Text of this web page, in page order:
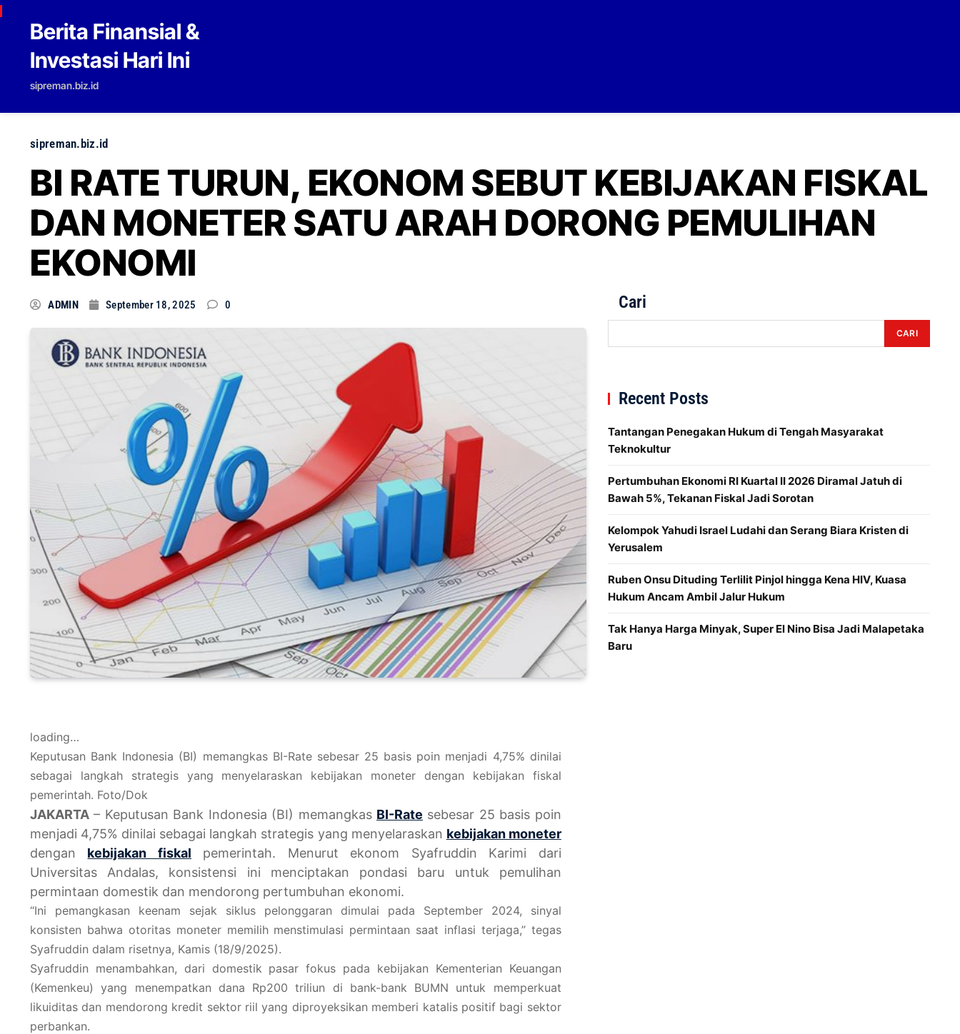
Skip to content
Berita Finansial &
Investasi Hari Ini
sipreman.biz.id
sipreman.biz.id
BI RATE TURUN, EKONOM SEBUT KEBIJAKAN FISKAL
DAN MONETER SATU ARAH DORONG PEMULIHAN
EKONOMI
ADMIN September 18, 2025 0
loading…
Keputusan Bank Indonesia (BI) memangkas BI-Rate sebesar 25 basis poin menjadi 4,75% dinilai
sebagai langkah strategis yang menyelaraskan kebijakan moneter dengan kebijakan fiskal
pemerintah. Foto/Dok
JAKARTA – Keputusan Bank Indonesia (BI) memangkas BI-Rate sebesar 25 basis poin
menjadi 4,75% dinilai sebagai langkah strategis yang menyelaraskan kebijakan moneter
dengan kebijakan fiskal pemerintah. Menurut ekonom Syafruddin Karimi dari
Universitas Andalas, konsistensi ini menciptakan pondasi baru untuk pemulihan
permintaan domestik dan mendorong pertumbuhan ekonomi.
“Ini pemangkasan keenam sejak siklus pelonggaran dimulai pada September 2024, sinyal
konsisten bahwa otoritas moneter memilih menstimulasi permintaan saat inflasi terjaga,” tegas
Syafruddin dalam risetnya, Kamis (18/9/2025).
Syafruddin menambahkan, dari domestik pasar fokus pada kebijakan Kementerian Keuangan
(Kemenkeu) yang menempatkan dana Rp200 triliun di bank-bank BUMN untuk memperkuat
likuiditas dan mendorong kredit sektor riil yang diproyeksikan memberi katalis positif bagi sektor
perbankan.
Cari
CARI
Recent Posts
Tantangan Penegakan Hukum di Tengah Masyarakat
Teknokultur
Pertumbuhan Ekonomi RI Kuartal II 2026 Diramal Jatuh di
Bawah 5%, Tekanan Fiskal Jadi Sorotan
Kelompok Yahudi Israel Ludahi dan Serang Biara Kristen di
Yerusalem
Ruben Onsu Dituding Terlilit Pinjol hingga Kena HIV, Kuasa
Hukum Ancam Ambil Jalur Hukum
Tak Hanya Harga Minyak, Super El Nino Bisa Jadi Malapetaka
Baru